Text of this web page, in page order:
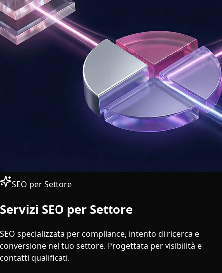
SEO per Settore
Servizi SEO per Settore
SEO specializzata per compliance, intento di ricerca e
conversione nel tuo settore. Progettata per visibilità e
contatti qualificati.